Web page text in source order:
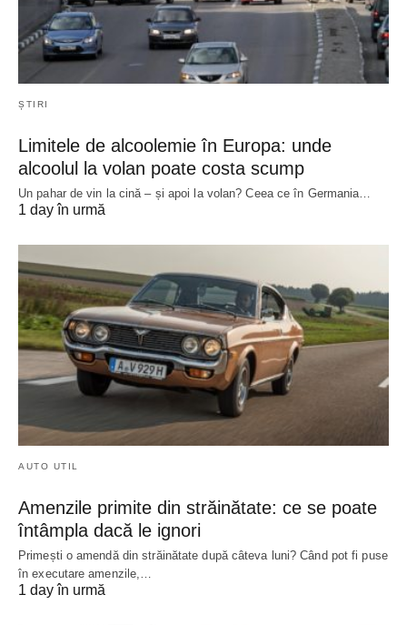
ȘTIRI
Limitele de alcoolemie în Europa: unde
alcoolul la volan poate costa scump
Un pahar de vin la cină – și apoi la volan? Ceea ce în Germania…
1 day în urmă
AUTO UTIL
Amenzile primite din străinătate: ce se poate
întâmpla dacă le ignori
Primești o amendă din străinătate după câteva luni? Când pot fi puse
în executare amenzile,…
1 day în urmă